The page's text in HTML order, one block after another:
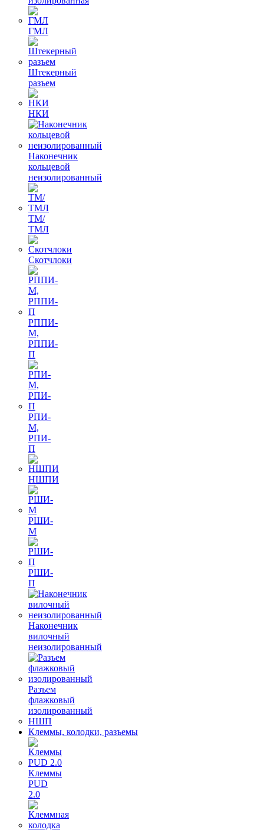
ГМЛ
Штекерный
разъем
НКИ
Наконечник
кольцевой
неизолированный
ТМ/
ТМЛ
Скотчлоки
РППИ-
М,
РППИ-
П
РПИ-
М,
РПИ-
П
НШПИ
РШИ-
М
РШИ-
П
Наконечник
вилочный
неизолированный
Разъем
флажковый
изолированный
НШП
Клеммы, колодки, разъемы
Клеммы
PUD
2.0